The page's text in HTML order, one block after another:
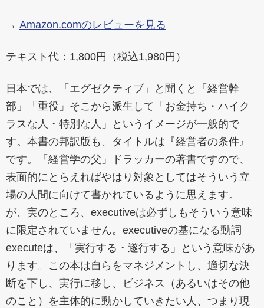
→ Amazon.comのレビューを見る
テキスト代：1,800円（税込1,980円）
日本では、「エグゼクティブ」と聞くと「経営幹
部」「重役」そこから派生して「お金持ち・ハイク
ラスな人・特別な人」というイメージが一般的で
す。本書の邦訳版も、タイトルは『経営者の条件』
です。「経営学の父」ドラッカーの著書ですので、
表面的にとらえればやはり対象としてはそういう立
場の人間に向けて書かれているように思えます。
が、実のところ、executiveは必ずしもそういう意味
に限定されていません。executiveの基になる動詞
executeは、「実行する・遂行する」という意味があ
ります。この本は自らをマネジメントし、適切な決
断を下し、実行に移し、ビジネス（あるいはその他
のこと）を主体的に動かしていきたい人、つまり現